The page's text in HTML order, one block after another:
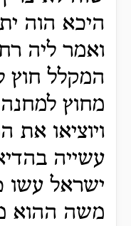
היכא הוה
ואמר ליה
המקלל חוץ
מחוץ
ויוציאו את
עשייה
ישראל
משה ההוא